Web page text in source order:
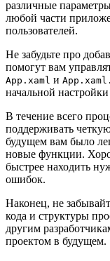
различные
любой части
пользователей.
Не забудьте про
помогут вам
App.xaml и
начальной
В течение всего
поддерживать
будущем вам было
новые функции.
быстрее находить
ошибок.
Наконец, не
кода и структуры
другим
проектом в будущем.